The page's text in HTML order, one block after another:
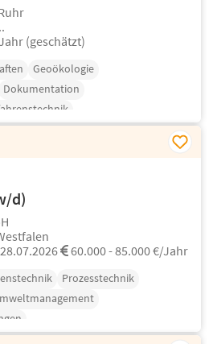
(geschätzt)
Geoökologie
Dokumentation
⁠d)
28.07.2026 60.000 - 85.000 €/Jahr
Prozesstechnik